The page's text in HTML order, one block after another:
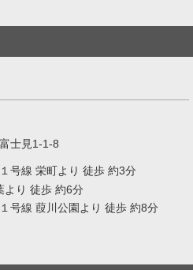
士見1-1-8
号線 栄町より 徒歩 約3分
より 徒歩 約6分
号線 葭川公園より 徒歩 約8分